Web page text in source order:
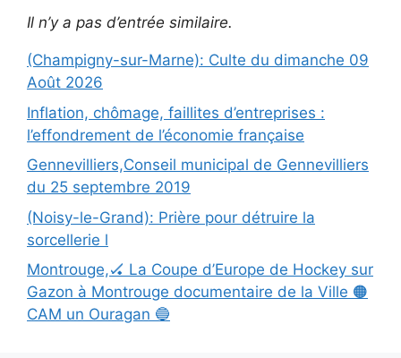
Il n’y a pas d’entrée similaire.
(Champigny-sur-Marne): Culte du dimanche 09
Août 2026
Inflation, chômage, faillites d’entreprises :
l’effondrement de l’économie française
Gennevilliers,Conseil municipal de Gennevilliers
du 25 septembre 2019
(Noisy-le-Grand): Prière pour détruire la
sorcellerie l
Montrouge,🏑 La Coupe d’Europe de Hockey sur
Gazon à Montrouge documentaire de la Ville 🟠
CAM un Ouragan 🔵